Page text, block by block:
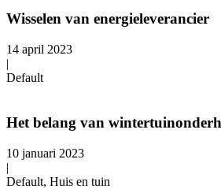
Wisselen van energieleverancier
14 april 2023
|
Default
Het belang van
10 januari 2023
|
Default, Huis en tuin